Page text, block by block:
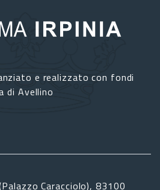
e realizzato con fondi
di Avellino
Caracciolo), 83100